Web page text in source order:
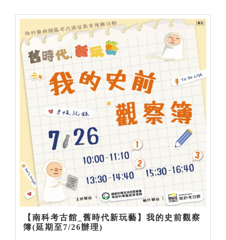
【南科考古館_舊時代新玩藝】我的史前觀察
簿(延期至7/26辦理)